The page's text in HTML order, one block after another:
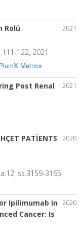
2021
Rolü
122, 2021
Metrics
2021
Post Renal
2020
PATİENTS
ss.3159-3165,
2020
Ipilimumab in
Cancer: Is